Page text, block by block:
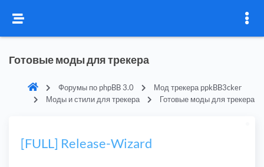
Готовые моды для трекера
Форумы по phpBB 3.0
Мод трекера ppkBB3cker
Моды и стили для трекера
Готовые моды для трекера
[FULL] Release-Wizard